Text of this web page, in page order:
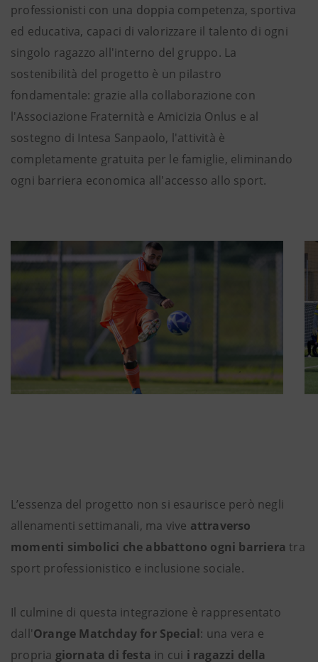
professionisti con una doppia competenza, sportiva
ed educativa, capaci di valorizzare il talento di ogni
singolo ragazzo all'interno del gruppo. La
sostenibilità del progetto è un pilastro
fondamentale: grazie alla collaborazione con
l'Associazione Fraternità e Amicizia Onlus e al
sostegno di Intesa Sanpaolo, l'attività è
completamente gratuita per le famiglie, eliminando
ogni barriera economica all'accesso allo sport.
L’essenza del progetto non si esaurisce però negli
allenamenti settimanali, ma vive attraverso
momenti simbolici che abbattono ogni barrieratra
sport professionistico e inclusione sociale.
Il culmine di questa integrazione è rappresentato
dall'Orange Matchday for Special: una vera e
propria giornata di festa in cui i ragazzi della